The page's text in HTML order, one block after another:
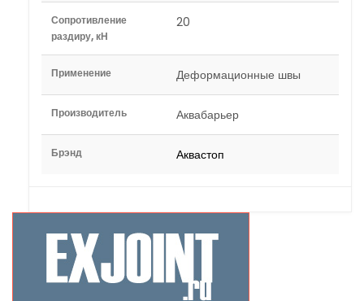
Сопротивление
раздиру, кН
20
Применение Деформационные швы
Производитель Аквабарьер
Брэнд Аквастоп